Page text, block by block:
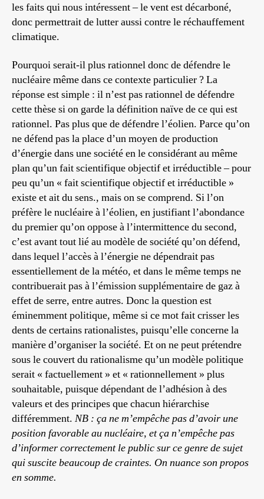
les faits qui nous intéressent – le vent est décarboné,
donc permettrait de lutter aussi contre le réchauffement
climatique.
Pourquoi serait-il plus rationnel donc de défendre le
nucléaire même dans ce contexte particulier ? La
réponse est simple : il n’est pas rationnel de défendre
cette thèse si on garde la définition naïve de ce qui est
rationnel. Pas plus que de défendre l’éolien. Parce qu’on
ne défend pas la place d’un moyen de production
d’énergie dans une société en le considérant au même
plan qu’un fait scientifique objectif et irréductible – pour
peu qu’un « fait scientifique objectif et irréductible »
existe et ait du sens., mais on se comprend. Si l’on
préfère le nucléaire à l’éolien, en justifiant l’abondance
du premier qu’on oppose à l’intermittence du second,
c’est avant tout lié au modèle de société qu’on défend,
dans lequel l’accès à l’énergie ne dépendrait pas
essentiellement de la météo, et dans le même temps ne
contribuerait pas à l’émission supplémentaire de gaz à
effet de serre, entre autres. Donc la question est
éminemment politique, même si ce mot fait crisser les
dents de certains rationalistes, puisqu’elle concerne la
manière d’organiser la société. Et on ne peut prétendre
sous le couvert du rationalisme qu’un modèle politique
serait « factuellement » et « rationnellement » plus
souhaitable, puisque dépendant de l’adhésion à des
valeurs et des principes que chacun hiérarchise
différemment. NB : ça ne m’empêche pas d’avoir une
position favorable au nucléaire, et ça n’empêche pas
d’informer correctement le public sur ce genre de sujet
qui suscite beaucoup de craintes. On nuance son propos
en somme.